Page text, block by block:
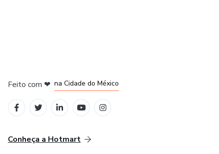
Feito com ❤ na Cidade do México
Conheça a Hotmart